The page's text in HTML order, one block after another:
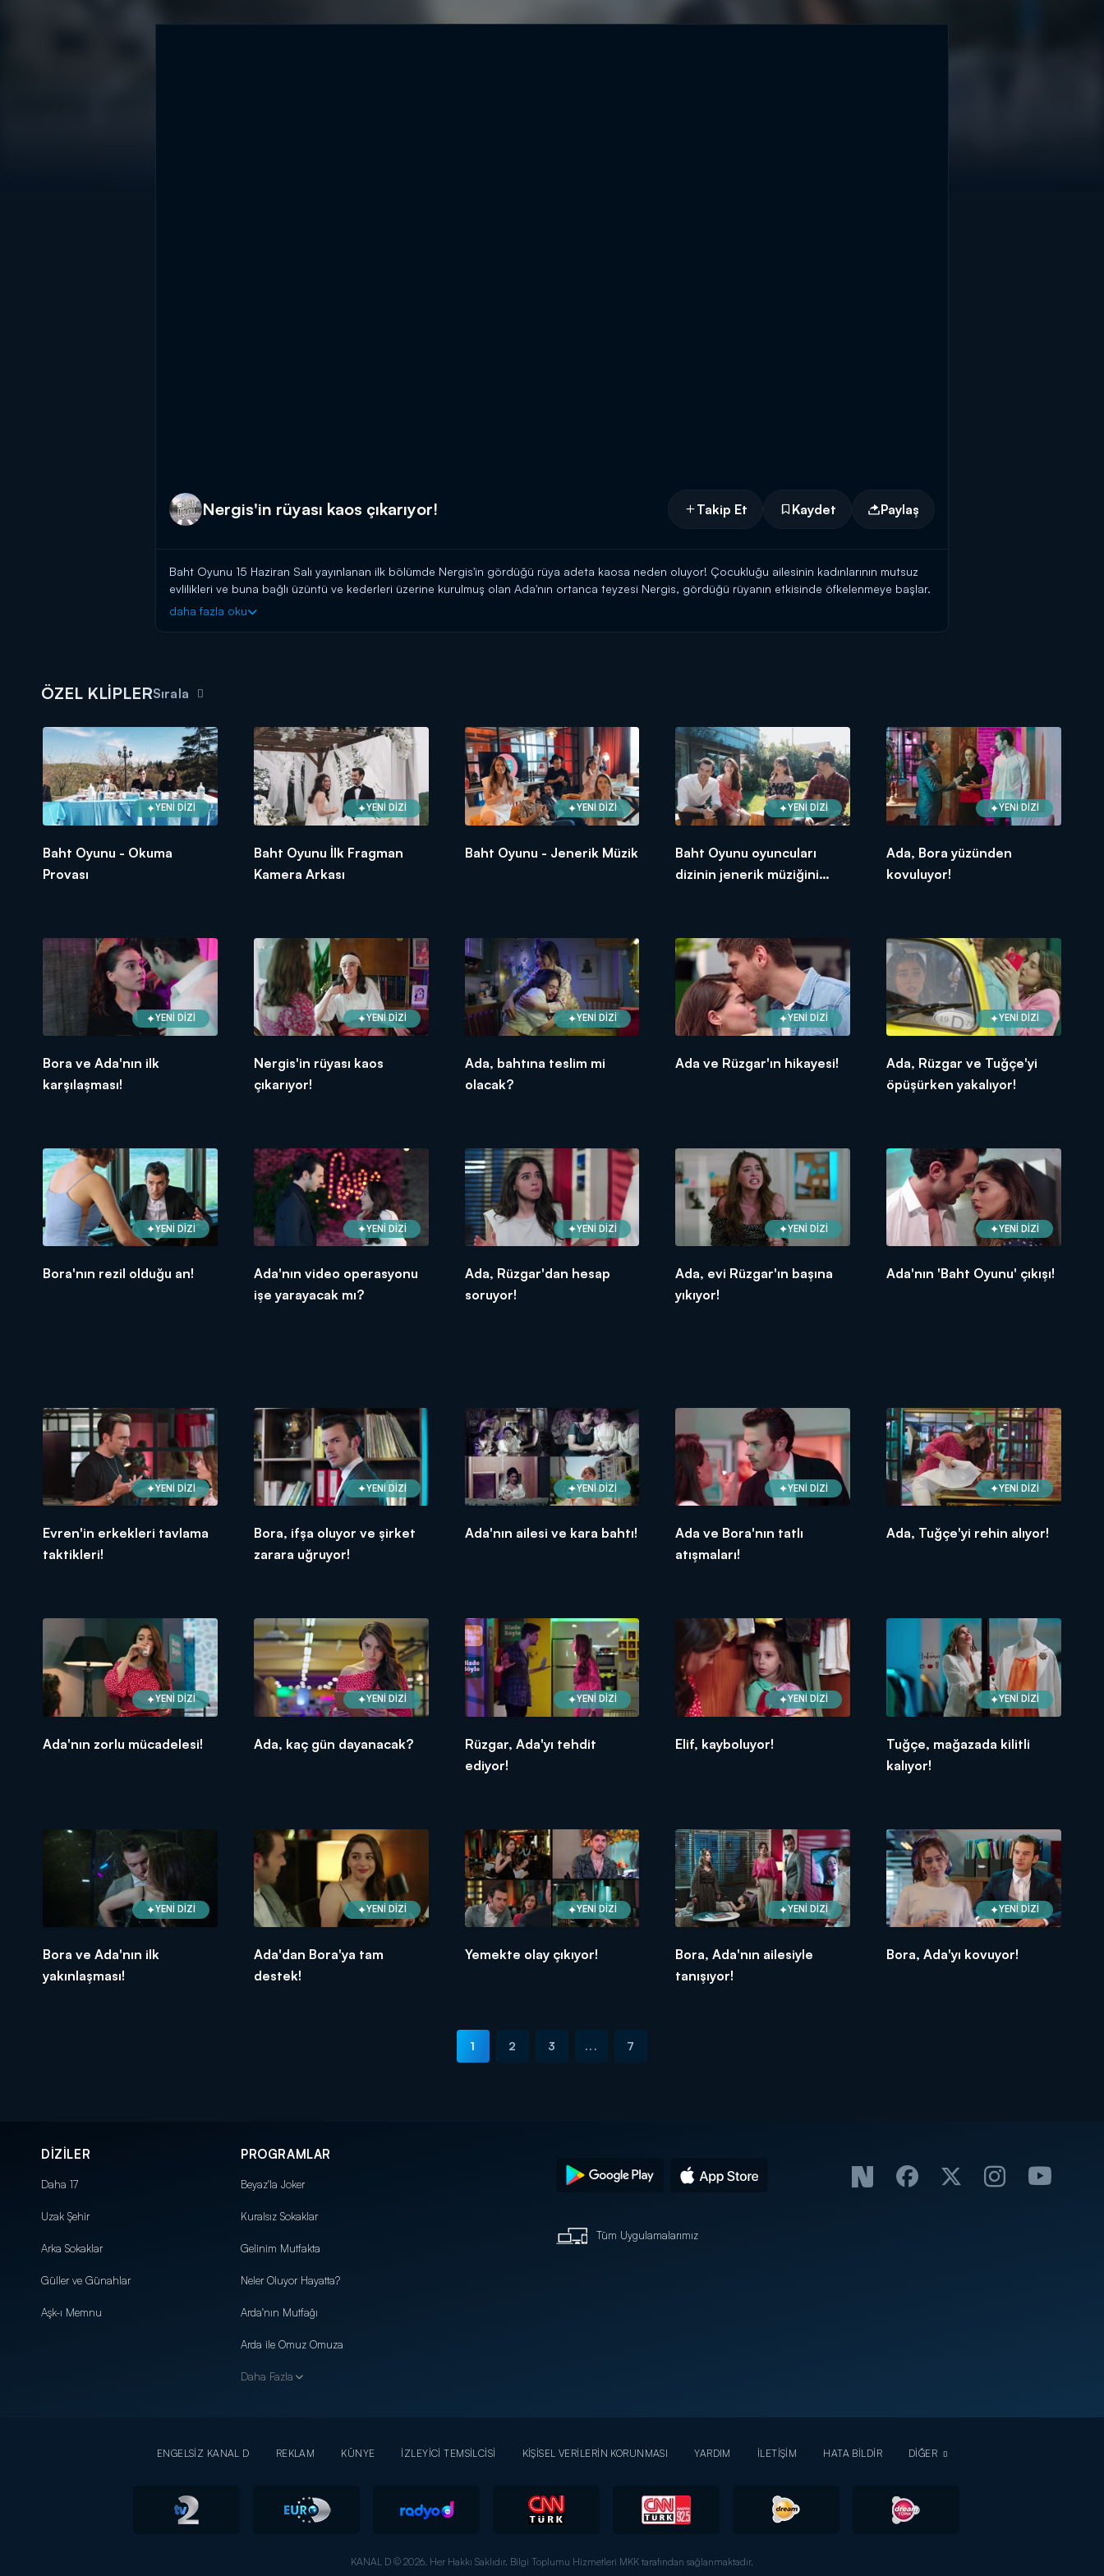
Nergis'in rüyası kaos çıkarıyor! Takip Et Kaydet Paylaş
Baht Oyunu 15 Haziran Salı yayınlanan ilk bölümde Nergis'in gördüğü rüya adeta kaosa neden oluyor! Çocukluğu ailesinin kadınlarının mutsuz
evlilikleri ve buna bağlı üzüntü ve kederleri üzerine kurulmuş olan Ada'nın ortanca teyzesi Nergis, gördüğü rüyanın etkisinde öfkelenmeye başlar.
Yasemin ise Nergis'i sakinleştirmek isterken ortalık bir anda karışır. Bir taraftan da Nergis'in Ada'ya olan düşkünlüğü Ada'nın hayatını fazlasıyla
daha fazla oku
ÖZEL KLİPLERSırala
YENİ DİZİ
Baht Oyunu - Okuma
Provası
YENİ DİZİ
Baht Oyunu İlk Fragman
Kamera Arkası
YENİ DİZİ
Baht Oyunu - Jenerik Müzik
YENİ DİZİ
Baht Oyunu oyuncuları
dizinin jenerik müziğini
YENİ DİZİ
Ada, Bora yüzünden
kovuluyor!
YENİ DİZİ
Bora ve Ada'nın ilk
karşılaşması!
YENİ DİZİ
Nergis'in rüyası kaos
çıkarıyor!
YENİ DİZİ
Ada, bahtına teslim mi
olacak?
YENİ DİZİ
Ada ve Rüzgar'ın hikayesi!
YENİ DİZİ
Ada, Rüzgar ve Tuğçe'yi
öpüşürken yakalıyor!
YENİ DİZİ
Bora'nın rezil olduğu an!
YENİ DİZİ
Ada'nın video operasyonu
işe yarayacak mı?
YENİ DİZİ
Ada, Rüzgar'dan hesap
soruyor!
YENİ DİZİ
Ada, evi Rüzgar'ın başına
yıkıyor!
YENİ DİZİ
Ada'nın 'Baht Oyunu' çıkışı!
YENİ DİZİ
Evren'in erkekleri tavlama
taktikleri!
YENİ DİZİ
Bora, ifşa oluyor ve şirket
zarara uğruyor!
YENİ DİZİ
Ada'nın ailesi ve kara bahtı!
YENİ DİZİ
Ada ve Bora'nın tatlı
atışmaları!
YENİ DİZİ
Ada, Tuğçe'yi rehin alıyor!
YENİ DİZİ
Ada'nın zorlu mücadelesi!
YENİ DİZİ
Ada, kaç gün dayanacak?
YENİ DİZİ
Rüzgar, Ada'yı tehdit
ediyor!
YENİ DİZİ
Elif, kayboluyor!
YENİ DİZİ
Tuğçe, mağazada kilitli
kalıyor!
YENİ DİZİ
Bora ve Ada'nın ilk
yakınlaşması!
YENİ DİZİ
Ada'dan Bora'ya tam
destek!
YENİ DİZİ
Yemekte olay çıkıyor!
YENİ DİZİ
Bora, Ada'nın ailesiyle
tanışıyor!
YENİ DİZİ
Bora, Ada'yı kovuyor!
1 2 3 ... 7
DİZİLER
Daha 17
Uzak Şehir
Arka Sokaklar
Güller ve Günahlar
Aşk-ı Memnu
PROGRAMLAR
Beyaz'la Joker
Kuralsız Sokaklar
Gelinim Mutfakta
Neler Oluyor Hayatta?
Arda'nın Mutfağı
Arda ile Omuz Omuza
Daha Fazla
Tüm Uygulamalarımız
ENGELSİZ KANAL D REKLAM KÜNYE İZLEYİCİ TEMSİLCİSİ KİŞİSEL VERİLERİN KORUNMASI YARDIM İLETİŞİM HATA BİLDİR DİĞER
KANAL D © 2026. Her Hakkı Saklıdır. Bilgi Toplumu Hizmetleri MKK tarafından sağlanmaktadır.